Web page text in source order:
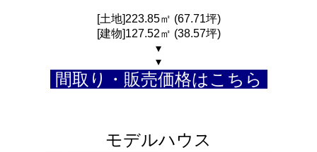
[土地]223.85㎡ (67.71坪)
[建物]127.52㎡ (38.57坪)
▾
▾
間取り・販売価格はこちら
モデルハウス